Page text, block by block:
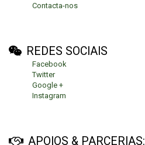
Contacta-nos
REDES SOCIAIS
Facebook
Twitter
Google +
Instagram
APOIOS & PARCERIAS: